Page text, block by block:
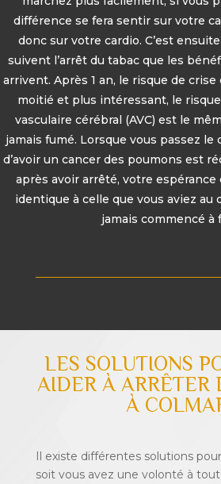
différence se fera sentir sur votre
donc sur votre cardio. C’est
suivent l’arrêt du tabac que les
arrivent. Après 1 an, le risque de
moitié et plus intéressant, le
vasculaire cérébral (AVC) est le
jamais fumé. Lorsque vous passez le
d’avoir un cancer des poumons est
après avoir arrêté, votre
identique à celle que vous aviez au
jamais commencé à
LES SOLUTIONS
AIDER À ARRÊTER
À
Il existe différentes solutions
soit vous avez une volonté à